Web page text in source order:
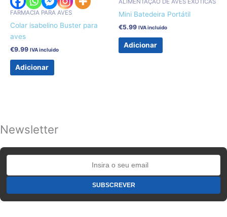
FARMACIA PARA AVES
Colar isabelino Buster para
aves
€9.99 IVA incluido
Adicionar
ALIMENTAÇÃO DE AVES EXÓTICAS
Mini Batedeira Portátil
€5.99 IVA incluido
Adicionar
Newsletter